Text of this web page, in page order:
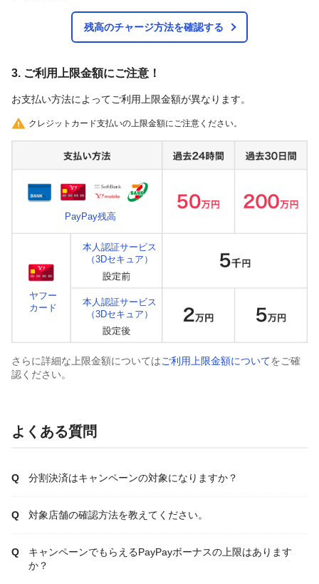
残高のチャージ方法を確認する
3. ご利用上限金額にご注意！
お支払い方法によってご利用上限金額が異なります。
クレジットカード支払いの上限金額にご注意ください。
PayPay残高
ヤフー
カード
本人認証サービス
（3Dセキュア）
本人認証サービス
（3Dセキュア）
さらに詳細な上限金額についてはご利用上限金額についてをご確
認ください。
よくある質問
分割決済はキャンペーンの対象になりますか？
対象店舗の確認方法を教えてください。
キャンペーンでもらえるPayPayボーナスの上限はあります
か？